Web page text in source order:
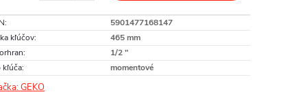
:
5901477168147
kľúčov:
465 mm
:
1/2 "
kľúča: momentové
GEKO